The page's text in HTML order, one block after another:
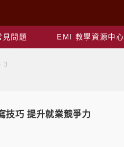
見問題 EMI 教學資源中心
3
技巧 提升就業競爭力